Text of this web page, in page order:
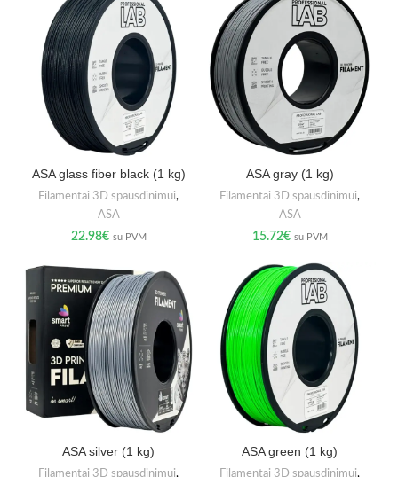
ASA glass fiber black (1 kg)
Filamentai 3D spausdinimui,
ASA
22.98€ su PVM
ASA gray (1 kg)
Filamentai 3D spausdinimui,
ASA
15.72€ su PVM
ASA silver (1 kg)
Filamentai 3D spausdinimui,
ASA green (1 kg)
Filamentai 3D spausdinimui,